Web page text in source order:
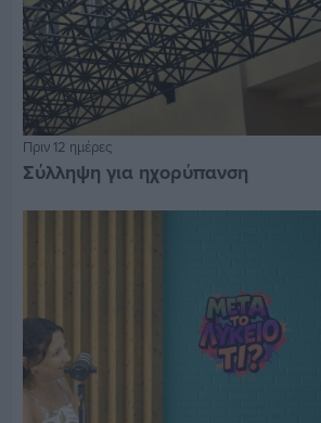
Πριν 12 ημέρες
Σύλληψη για ηχορύπανση